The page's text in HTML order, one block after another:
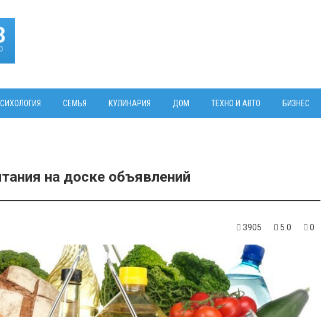
СЕМЬЯ КУЛИНАРИЯ ДОМ ТЕХНО И АВТО БИЗНЕС
на доске объявлений
3905 5.0 0